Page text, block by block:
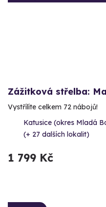
Zážitková střelba:
Vystřílíte celkem 72 nábojů!
Katusice (okres Mladá
(+ 27 dalších lokalit)
1 799 Kč